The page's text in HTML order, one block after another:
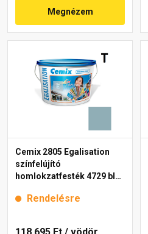
Megnézem
Cemix 2805 Egalisation
színfelújító
homlokzatfesték 4729 blue
Rendelésre